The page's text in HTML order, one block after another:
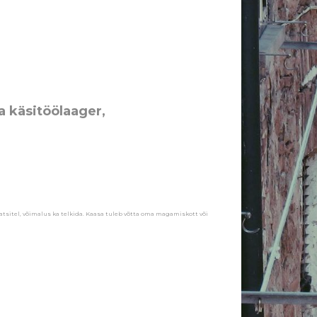
käsitöölaager,
võimalus ka telkida. Kaasa tuleb võtta oma magamiskott või